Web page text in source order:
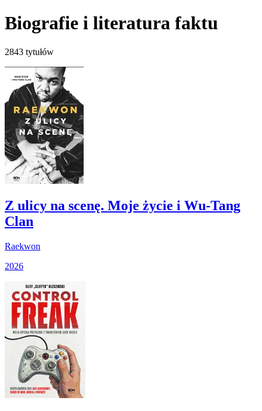
Biografie i literatura faktu
2843 tytułów
Z ulicy na scenę. Moje życie i Wu-Tang
Clan
Raekwon
2026